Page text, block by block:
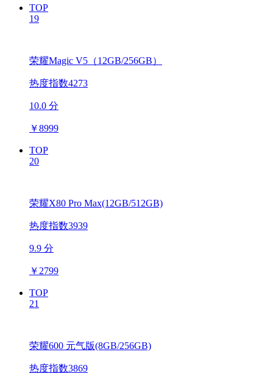
TOP
19
荣耀Magic V5（12GB/256GB）
热度指数4273
10.0 分
￥8999
TOP
20
荣耀X80 Pro Max(12GB/512GB)
热度指数3939
9.9 分
￥ 2799
TOP
21
荣耀600 元气版(8GB/256GB)
热度指数3869